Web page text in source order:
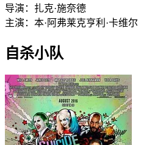
导演： 扎克·施奈德
主演： 本·阿弗莱克亨利·卡维尔
自杀小队